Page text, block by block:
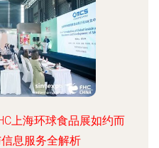
上海环球食品展如约而
息服务全解析